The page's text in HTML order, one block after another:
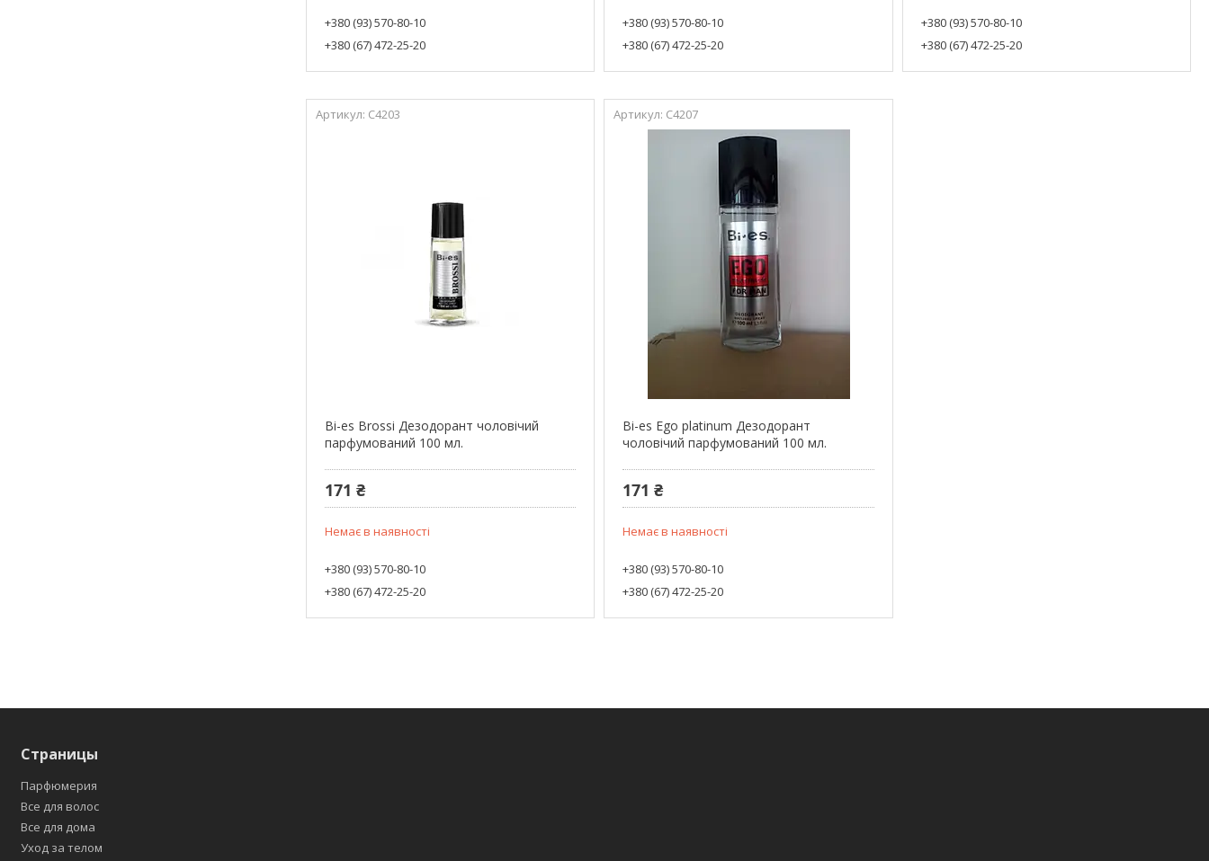
+380 (93) 570-80-10
+380 (67) 472-25-20
+380 (93) 570-80-10
+380 (67) 472-25-20
+380 (93) 570-80-10
+380 (67) 472-25-20
С4203
Bi-es Brossi Дезодорант чоловічий
парфумований 100 мл.
171 ₴
Немає в наявності
+380 (93) 570-80-10
+380 (67) 472-25-20
С4207
Bi-es Ego platinum Дезодорант
чоловічий парфумований 100 мл.
171 ₴
Немає в наявності
+380 (93) 570-80-10
+380 (67) 472-25-20
Страницы
Парфюмерия
Все для волос
Все для дома
Уход за телом